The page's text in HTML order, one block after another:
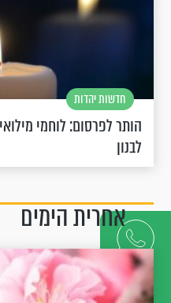
דברו
איתנו
חדשות יהדות
הותר לפרסום: לוחמי
לבנון
אחרית הימים